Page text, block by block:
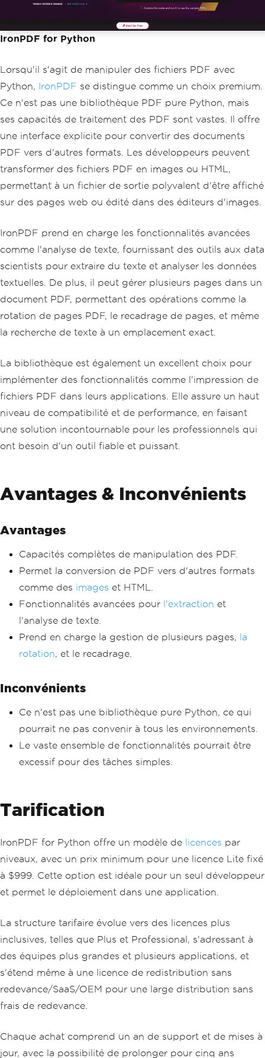
IronPDF for Python
Lorsqu'il s'agit de manipuler des fichiers PDF avec
Python, IronPDF se distingue comme un choix premium.
Ce n'est pas une bibliothèque PDF pure Python, mais
ses capacités de traitement des PDF sont vastes. Il offre
une interface explicite pour convertir des documents
PDF vers d'autres formats. Les développeurs peuvent
transformer des fichiers PDF en images ou HTML,
permettant à un fichier de sortie polyvalent d'être affiché
sur des pages web ou édité dans des éditeurs d'images.
IronPDF prend en charge les fonctionnalités avancées
comme l'analyse de texte, fournissant des outils aux data
scientists pour extraire du texte et analyser les données
textuelles. De plus, il peut gérer plusieurs pages dans un
document PDF, permettant des opérations comme la
rotation de pages PDF, le recadrage de pages, et même
la recherche de texte à un emplacement exact.
La bibliothèque est également un excellent choix pour
implémenter des fonctionnalités comme l'impression de
fichiers PDF dans leurs applications. Elle assure un haut
niveau de compatibilité et de performance, en faisant
une solution incontournable pour les professionnels qui
ont besoin d'un outil fiable et puissant.
Avantages & Inconvénients
Avantages
Capacités complètes de manipulation des PDF.
Permet la conversion de PDF vers d'autres formats
comme des images et HTML.
Fonctionnalités avancées pour l'extraction et
l'analyse de texte.
Prend en charge la gestion de plusieurs pages, la
rotation, et le recadrage.
Inconvénients
Ce n'est pas une bibliothèque pure Python, ce qui
pourrait ne pas convenir à tous les environnements.
Le vaste ensemble de fonctionnalités pourrait être
excessif pour des tâches simples.
Tarification
IronPDF for Python offre un modèle de licences par
niveaux, avec un prix minimum pour une licence Lite fixé
à $999. Cette option est idéale pour un seul développeur
et permet le déploiement dans une application.
La structure tarifaire évolue vers des licences plus
inclusives, telles que Plus et Professional, s'adressant à
des équipes plus grandes et plusieurs applications, et
s'étend même à une licence de redistribution sans
redevance/SaaS/OEM pour une large distribution sans
frais de redevance.
Chaque achat comprend un an de support et de mises à
jour, avec la possibilité de prolonger pour cinq ans